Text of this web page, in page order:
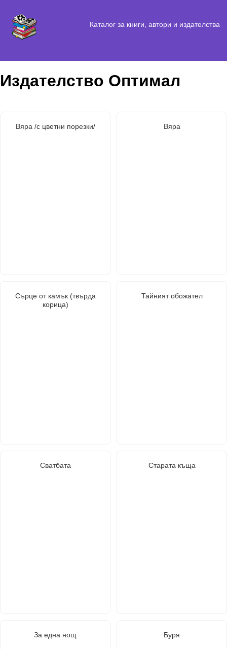
Каталог за книги, автори и издателства
Издателство Оптимал
Вяра /с цветни порезки/ Вяра
Сърце от камък (твърда
корица)
Тайният обожател
Сватбата Старата къща
За една нощ Буря